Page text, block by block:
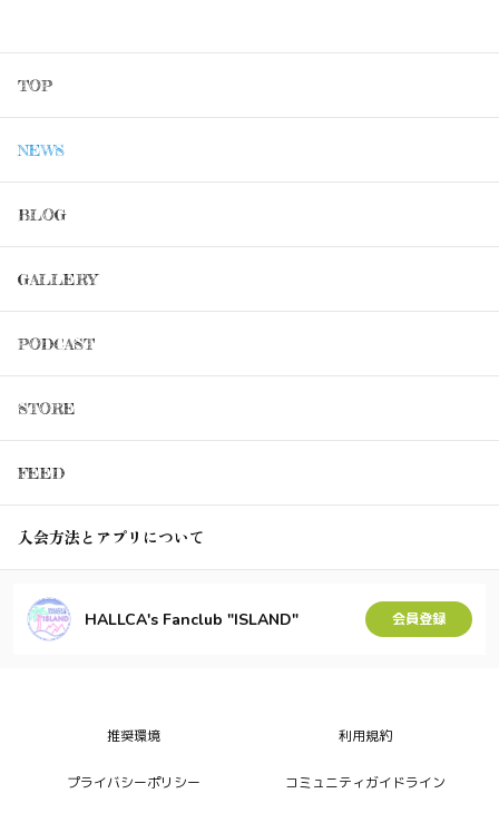
TOP
NEWS
BLOG
GALLERY
PODCAST
STORE
FEED
入会方法とアプリについて
HALLCA's Fanclub "ISLAND" 会員登録
推奨環境 利用規約
プライバシーポリシー コミュニティガイドライン